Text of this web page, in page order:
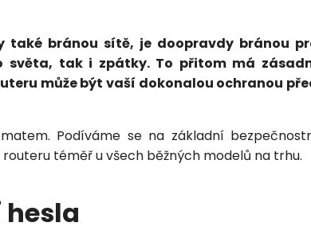
také bránou sítě, je doopravdy bránou
světa, tak i zpátky. To přitom má
může být vaší dokonalou ochranou
Podíváme se na základní
téměř u všech běžných modelů na trhu.
údajů souhlasíte
ochrany osobních údajů